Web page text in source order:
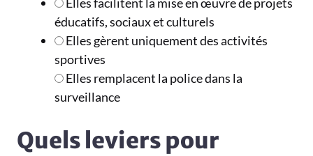
éducatifs, sociaux et culturels
Elles gèrent uniquement des activités
sportives
Elles remplacent la police dans la
surveillance
Quels leviers pour